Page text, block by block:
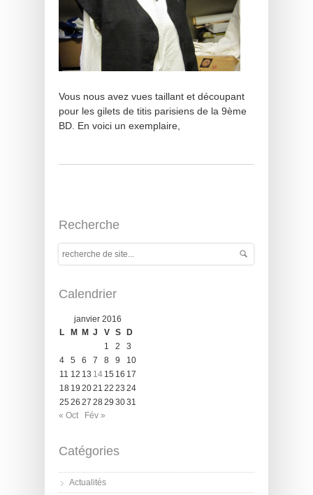
Vous nous avez vues taillant et découpant
pour les gilets de titis parisiens de la 9ème
BD. En voici un exemplaire,
Recherche
Calendrier
janvier 2016
L
M M J V S D
1
2
3
4
5 6 7 8 9
10
11 12 13 14 15 16 17
18 19 2021 22 23 24
25 26 27 2829 3031
« Oct
Fév »
Catégories
Actualités